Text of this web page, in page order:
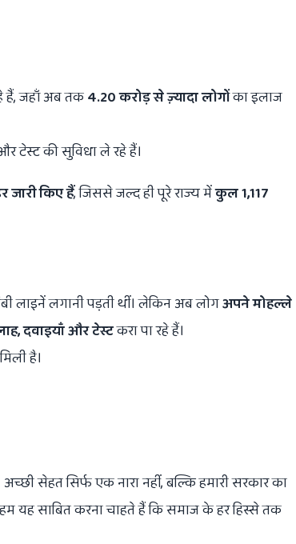
हैं, जहाँ अब तक4.20करोड़ से ज़्यादा लोगोंका इलाज
टेस्ट की सुविधा ले रहे हैं।
किए हैं, जिससे जल्द ही पूरे राज्य मेंकुल1,117
लाइनें लगानी पड़ती थीं। लेकिन अब लोगअपने मोहल्ले
,दवाइयाँ और टेस्टकरा पा रहे हैं।
है।
सेहत सिर्फ एक नारा नहीं, बल्कि हमारी सरकार का
साबित करना चाहते हैं कि समाज के हर हिस्से तक